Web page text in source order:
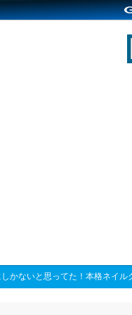
かないと思ってた！本格ネイル